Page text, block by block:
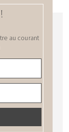
au courant